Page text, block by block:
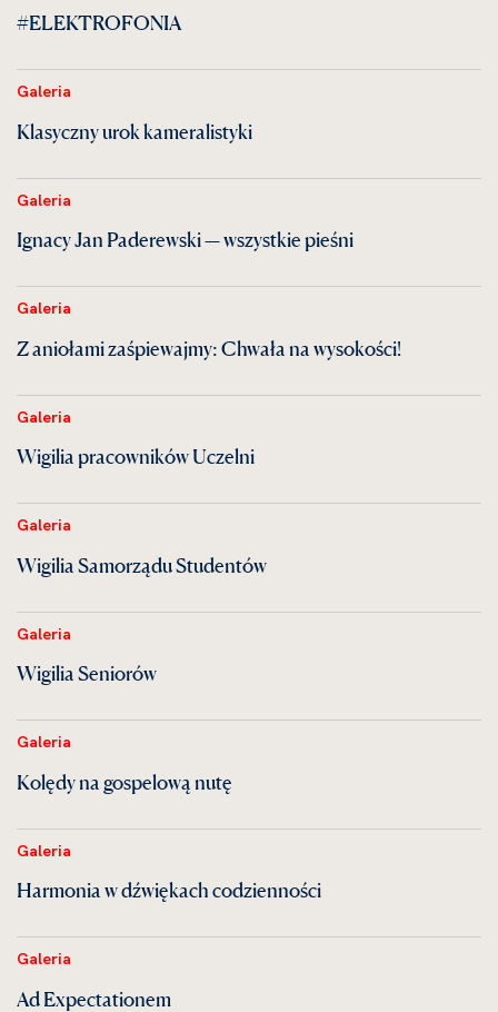
#ELEKTROFONIA
Galeria
Klasyczny urok kameralistyki
Galeria
Ignacy Jan Paderewski — wszystkie pieśni
Galeria
Z aniołami zaśpiewajmy: Chwała na wysokości!
Galeria
Wigilia pracowników Uczelni
Galeria
Wigilia Samorządu Studentów
Galeria
Wigilia Seniorów
Galeria
Kolędy na gospelową nutę
Galeria
Harmonia w dźwiękach codzienności
Galeria
Ad Expectationem